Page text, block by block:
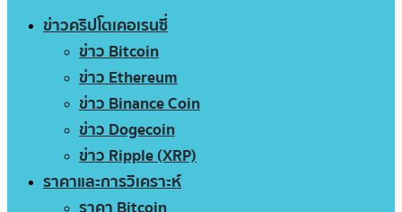
ข่าวคริปโตเคอเรนซี่
ข่าว Bitcoin
ข่าว Ethereum
ข่าว Binance Coin
ข่าว Dogecoin
ข่าว Ripple (XRP)
ราคาและการวิเคราะห์